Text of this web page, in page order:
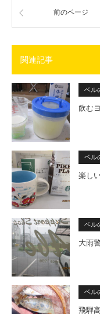
前のページ
関連記事
ベル
飲む
ベル
楽し
ベル
大雨
ベル
飛騨